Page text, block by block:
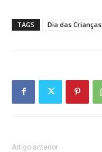
TAGS Dia das Crianças
Artigo anterior